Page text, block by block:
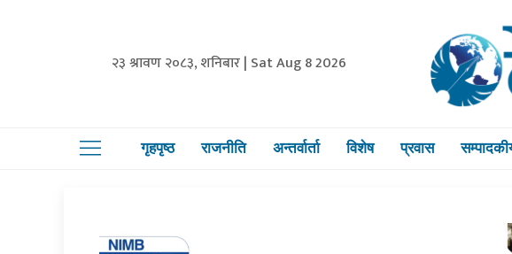
२३ श्रावण २०८३, शनिबार | Sat Aug 8 2026
गृहपृष्ठ राजनीति अन्तर्वार्ता विशेष प्रवास